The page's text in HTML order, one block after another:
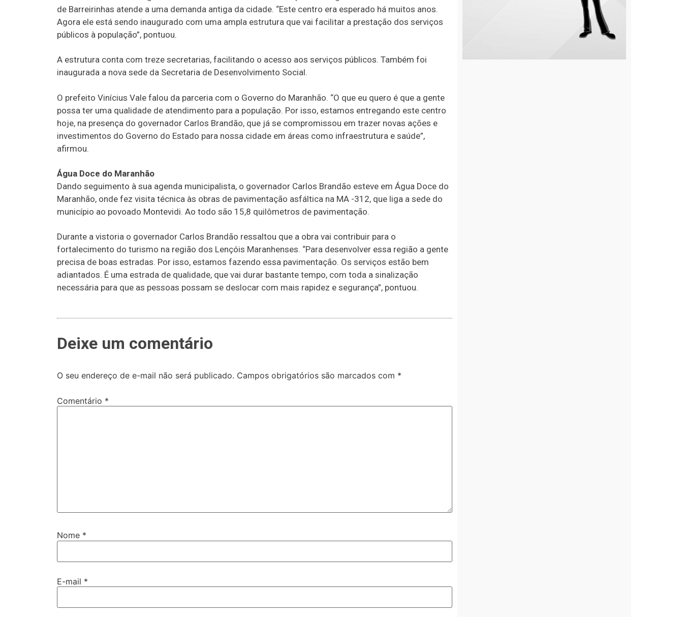
de Barreirinhas atende a uma demanda antiga da cidade. “Este centro era esperado há muitos anos.
Agora ele está sendo inaugurado com uma ampla estrutura que vai facilitar a prestação dos serviços
públicos à população”, pontuou.
A estrutura conta com treze secretarias, facilitando o acesso aos serviços públicos. Também foi
inaugurada a nova sede da Secretaria de Desenvolvimento Social.
O prefeito Vinícius Vale falou da parceria com o Governo do Maranhão. “O que eu quero é que a gente
possa ter uma qualidade de atendimento para a população. Por isso, estamos entregando este centro
hoje, na presença do governador Carlos Brandão, que já se compromissou em trazer novas ações e
investimentos do Governo do Estado para nossa cidade em áreas como infraestrutura e saúde”,
afirmou.
Água Doce do Maranhão
Dando seguimento à sua agenda municipalista, o governador Carlos Brandão esteve em Água Doce do
Maranhão, onde fez visita técnica às obras de pavimentação asfáltica na MA -312, que liga a sede do
município ao povoado Montevidi. Ao todo são 15,8 quilômetros de pavimentação.
Durante a vistoria o governador Carlos Brandão ressaltou que a obra vai contribuir para o
fortalecimento do turismo na região dos Lençóis Maranhenses. “Para desenvolver essa região a gente
precisa de boas estradas. Por isso, estamos fazendo essa pavimentação. Os serviços estão bem
adiantados. É uma estrada de qualidade, que vai durar bastante tempo, com toda a sinalização
necessária para que as pessoas possam se deslocar com mais rapidez e segurança”, pontuou.
Deixe um comentário
O seu endereço de e-mail não será publicado. Campos obrigatórios são marcados com *
Comentário *
Nome *
E-mail *